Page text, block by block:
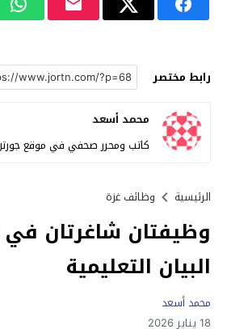
رابط مختصر
محمد أسعد
كاتب ومحرر صحفي في موقع
الرئيسية وظائف غزة
وظيفتان شاغرتان
البيان التعليمية
محمد أسعد
18 يناير 2026